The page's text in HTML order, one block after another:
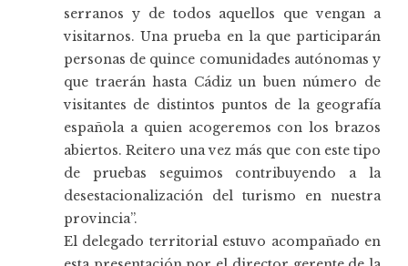
serranos y de todos aquellos que vengan a
visitarnos. Una prueba en la que participarán
personas de quince comunidades autónomas y
que traerán hasta Cádiz un buen número de
visitantes de distintos puntos de la geografía
española a quien acogeremos con los brazos
abiertos. Reitero una vez más que con este tipo
de pruebas seguimos contribuyendo a la
desestacionalización del turismo en nuestra
provincia”.
El delegado territorial estuvo acompañado en